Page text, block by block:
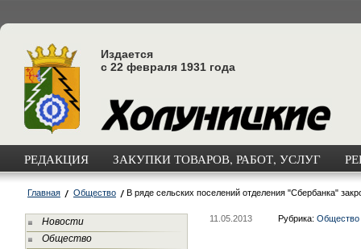
Издается
с 22 февраля 1931 года
РЕДАКЦИЯ ЗАКУПКИ ТОВАРОВ, РАБОТ, УСЛУГ
Главная Общество В ряде сельских поселений отделения "Сбербанка"
Новости
Общество
11.05.2013 Рубрика: Общество